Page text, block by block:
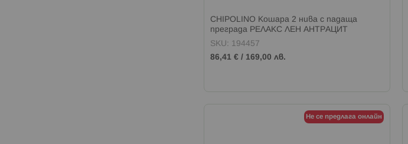
CHIPOLINO Кошара 2 нива с падаща
преграда РЕЛАКС ЛЕН АНТРАЦИТ
SKU: 194457
86,41 € / 169,00 лв.
Не се предлага онлайн